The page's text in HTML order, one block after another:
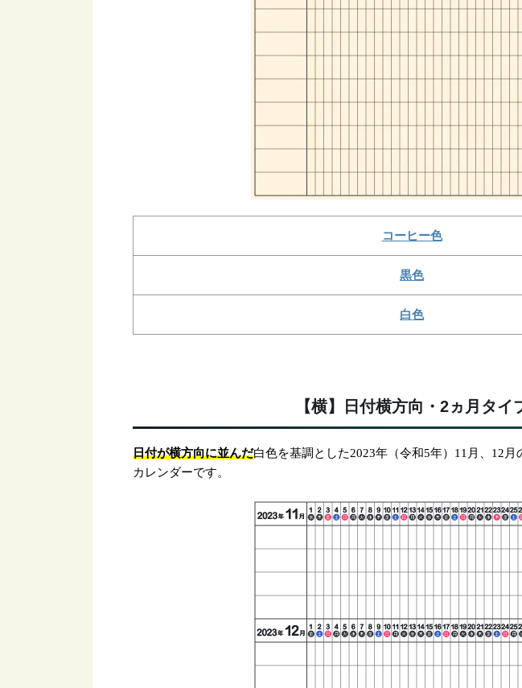
コーヒー色
黒色
白色
【横】日付横方向・2ヵ月タイ
日付が横方向に並んだ白色を基調とした2023年（令和5年）11月、12
カレンダーです。